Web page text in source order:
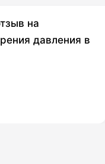
на
давления в